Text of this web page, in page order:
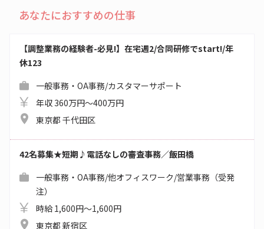
あなたにおすすめの仕事
【調整業務の経験者-必見!】在宅週2/合同研修でstart!/年
休123
一般事務・OA事務/カスタマーサポート
年収 360万円～400万円
東京都 千代田区
42名募集★短期♪電話なしの審査事務／飯田橋
一般事務・OA事務/他オフィスワーク/営業事務（受発
注）
時給 1,600円～1,600円
東京都 新宿区